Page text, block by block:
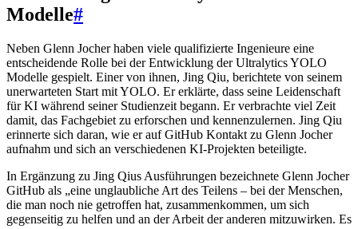
Modelle#
Neben Glenn Jocher haben viele qualifizierte Ingenieure eine
entscheidende Rolle bei der Entwicklung der Ultralytics YOLO
Modelle gespielt. Einer von ihnen, Jing Qiu, berichtete von seinem
unerwarteten Start mit YOLO. Er erklärte, dass seine Leidenschaft
für KI während seiner Studienzeit begann. Er verbrachte viel Zeit
damit, das Fachgebiet zu erforschen und kennenzulernen. Jing Qiu
erinnerte sich daran, wie er auf GitHub Kontakt zu Glenn Jocher
aufnahm und sich an verschiedenen KI-Projekten beteiligte.
In Ergänzung zu Jing Qius Ausführungen bezeichnete Glenn Jocher
GitHub als „eine unglaubliche Art des Teilens – bei der Menschen,
die man noch nie getroffen hat, zusammenkommen, um sich
gegenseitig zu helfen und an der Arbeit der anderen mitzuwirken. Es